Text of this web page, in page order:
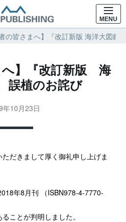
MENU
者の皆さまへ】『改訂新版 海洋大図
へ】『改訂新版 海
誤植のお詫び
年10月23日
だきまして厚く御礼申し上げま
年8月刊 （ISBN978-4-7770-
ことが判明しました。